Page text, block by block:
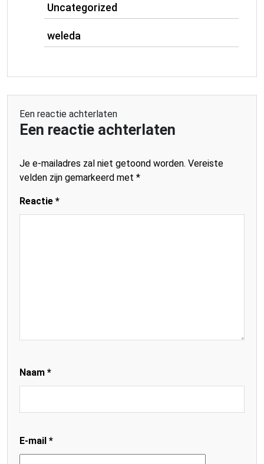
Uncategorized
weleda
Een reactie achterlaten
Een reactie achterlaten
Je e-mailadres zal niet getoond worden. Vereiste
velden zijn gemarkeerd met *
Reactie *
Naam *
E-mail *